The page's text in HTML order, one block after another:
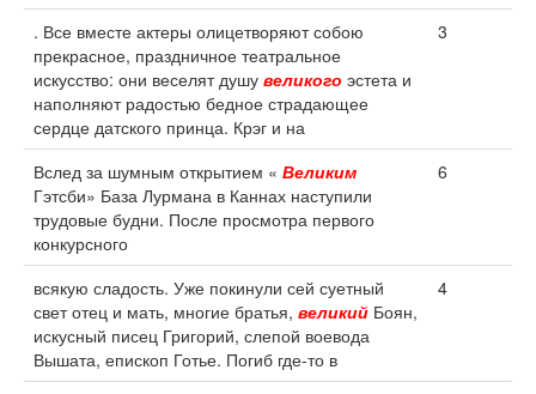
. Все вместе актеры олицетворяют собою
прекрасное, праздничное театральное
искусство: они веселят душу великого эстета и
наполняют радостью бедное страдающее
сердце датского принца. Крэг и на
3
Вслед за шумным открытием « Великим
Гэтсби» База Лурмана в Каннах наступили
трудовые будни. После просмотра первого
конкурсного
6
всякую сладость. Уже покинули сей суетный
свет отец и мать, многие братья, великий Боян,
искусный писец Григорий, слепой воевода
Вышата, епископ Готье. Погиб где-то в
4